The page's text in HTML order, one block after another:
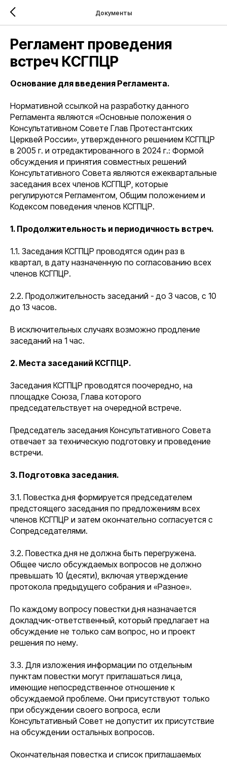
Документы
Регламент проведения
встреч КСГПЦР
Основание для введения Регламента.
Нормативной ссылкой на разработку данного
Регламента являются «Основные положения о
Консультативном Совете Глав Протестантских
Церквей России», утвержденного решением КСГПЦР
в 2005 г. и отредактированного в 2024 г.: Формой
обсуждения и принятия совместных решений
Консультативного Совета являются ежеквартальные
заседания всех членов КСГПЦР, которые
регулируются Регламентом, Общим положением и
Кодексом поведения членов КСГПЦР.
1. Продолжительность и периодичность встреч.
1.1. Заседания КСГПЦР проводятся один раз в
квартал, в дату назначенную по согласованию всех
членов КСГПЦР.
2.2. Продолжительность заседаний - до 3 часов, с 10
до 13 часов.
В исключительных случаях возможно продление
заседаний на 1 час.
2. Места заседаний КСГПЦР.
Заседания КСГПЦР проводятся поочередно, на
площадке Союза, Глава которого
председательствует на очередной встрече.
Председатель заседания Консультативного Совета
отвечает за техническую подготовку и проведение
встречи.
3. Подготовка заседания.
3.1. Повестка дня формируется председателем
предстоящего заседания по предложениям всех
членов КСГПЦР и затем окончательно согласуется с
Сопредседателями.
3.2. Повестка дня не должна быть перегружена.
Общее число обсуждаемых вопросов не должно
превышать 10 (десяти), включая утверждение
протокола предыдущего собрания и «Разное».
По каждому вопросу повестки дня назначается
докладчик-ответственный, который предлагает на
обсуждение не только сам вопрос, но и проект
решения по нему.
3.3. Для изложения информации по отдельным
пунктам повестки могут приглашаться лица,
имеющие непосредственное отношение к
обсуждаемой проблеме. Они присутствуют только
при обсуждении своего вопроса, если
Консультативный Совет не допустит их присутствие
на обсуждении остальных вопросов.
Окончательная повестка и список приглашаемых